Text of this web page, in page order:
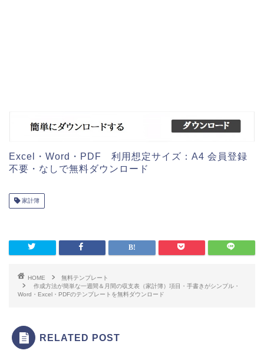
Excel・Word・PDF 利用想定サイズ：A4 会員登録
不要・なしで無料ダウンロード
家計簿
HOME
無料テンプレート
作成方法が簡単な一週間＆月間の収支表（家計簿）項目・手書きがシンプル・
Word・Excel・PDFのテンプレートを無料ダウンロード
RELATED POST